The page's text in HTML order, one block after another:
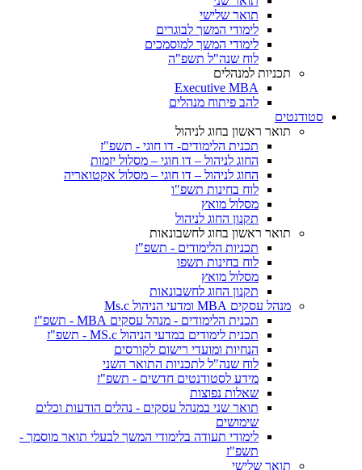
תואר שלישי
לימודי המשך לבוגרים
לימודי המשך למוסמכים
לוח שנה"ל תשפ"ה
תכניות למנהלים
Executive MBA
להב פיתוח מנהלים
סטודנטים
תואר ראשון בחוג לניהול
תכנית הלימודים- דו חוגי - תשפ"ז
החוג לניהול – דו חוגי – מסלול יזמות
החוג לניהול – דו חוגי – מסלול אקטואריה
לוח בחינות תשפ"ו
מסלול מואץ
תקנון החוג לניהול
תואר ראשון בחוג לחשבונאות
תכניות הלימודים - תשפ"ז
לוח בחינות תשפו
מסלול מואץ
תקנון החוג לחשבונאות
מנהל עסקים MBA ומדעי הניהול Ms.c
תכנית הלימודים - מנהל עסקים MBA - תשפ"ז
תכנית לימודים במדעי הניהול MS.c - תשפ"ז
הנחיות ומועדי רישום לקורסים
לוח שנה"ל לתכניות התואר השני
מידע לסטודנטים חדשים - תשפ"ז
שאלות נפוצות
תואר שני במנהל עסקים - נהלים הודעות וכלים
שימושים
לימודי תעודה בלימודי המשך לבעלי תואר מוסמך -
תשפ"ז
תואר שלישי